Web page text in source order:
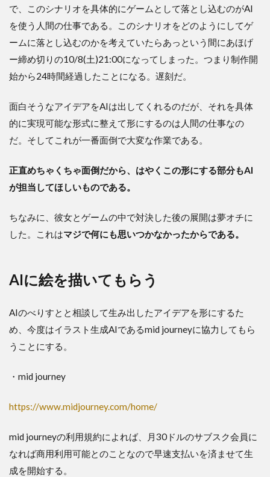
で、このシナリオを具体的にゲームとして落とし込むのがAI
を使う人間の仕事である。このシナリオをどのようにしてゲ
ームに落とし込むのかを考えていたらあっという間にあほげ
ー締め切りの10/8(土)21:00になってしまった。つまり制作開
始から24時間経過したことになる。遅刻だ。
面白そうなアイデアをAIは出してくれるのだが、それを具体
的に実現可能な形式に整えて形にするのは人間の仕事なの
だ。そしてこれが一番面倒で大変な作業である。
正直めちゃくちゃ面倒だから、はやくこの形にする部分もAI
が担当してほしいものである。
ちなみに、彼女とゲームの中で対決した後の展開は夢オチに
した。これはマジで何にも思いつかなかったからである。
AIに絵を描いてもらう
AIのべりすとと相談して生み出したアイデアを形にするた
め、今度はイラスト生成AIであるmid journeyに協力してもら
うことにする。
・mid journey
https://www.midjourney.com/home/
mid journeyの利用規約によれば、月30ドルのサブスク会員に
なれば商用利用可能とのことなので早速支払いを済ませて生
成を開始する。